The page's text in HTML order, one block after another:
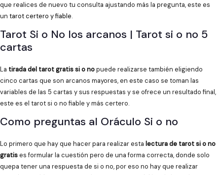
que realices de nuevo tu consulta ajustando más la pregunta, este es
un tarot certero y fiable.
Tarot Si o No los arcanos | Tarot si o no 5
cartas
La tirada del tarot gratis si o nopuede realizarse también eligiendo
cinco cartas que son arcanos mayores, en este caso se toman las
variables de las 5 cartas y sus respuestas y se ofrece un resultado final,
este es el tarot si o no fiable y más certero.
Como preguntas al Oráculo Si o no
Lo primero que hay que hacer para realizar esta lectura de tarot si o no
gratises formular la cuestión pero de una forma correcta, donde solo
quepa tener una respuesta de si o no, por eso no hay que realizar